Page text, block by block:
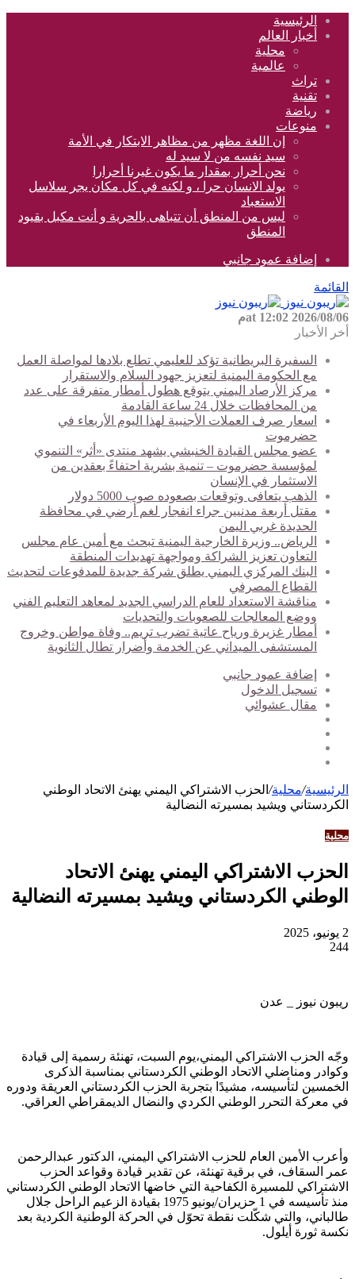
الرئيسية
أخبار العالم
محلية
عالمية
تراث
تقنية
رياضة
منوعات
إن اللغة مظهر من مظاهر الابتكار في الأمة
سيد نفسه من لا سيد له
نحن أحرار بمقدار ما يكون غيرنا أحرارا
يولد الانسان حرا ، و لكنه في كل مكان يجر سلاسل
الاستعباد
ليس من المنطق أن تتباهى بالحرية و أنت مكبل بقيود
المنطق
إضافة عمود جانبي
القائمة
2026/08/06 at 12:02م
أخر الأخبار
السفيرة البريطانية تؤكد للعليمي تطلع بلادها لمواصلة العمل
مع الحكومة اليمنية لتعزيز جهود السلام والاستقرار
مركز الأرصاد اليمني يتوقع هطول أمطار متفرقة على عدد
من المحافظات خلال 24 ساعة القادمة
اسعار صرف العملات الأجنبية لهذا اليوم الأربعاء في
حضرموت
عضو مجلس القيادة الخنبشي يشهد منتدى «أثر» التنموي
لمؤسسة حضرموت – تنمية بشرية احتفاءً بعقدين من
الاستثمار في الإنسان
الذهب يتعافى وتوقعات بصعوده صوب 5000 دولار
مقتل أربعة مدنيين جراء انفجار لغم أرضي في محافظة
الحديدة غربي اليمن
الرياض.. وزيرة الخارجية اليمنية تبحث مع أمين عام مجلس
التعاون تعزيز الشراكة ومواجهة تهديدات المنطقة
البنك المركزي اليمني يطلق شركة جديدة للمدفوعات لتحديث
القطاع المصرفي
مناقشة الاستعداد للعام الدراسي الجديد لمعاهد التعليم الفني
ووضع المعالجات للصعوبات والتحديات
أمطار غزيرة ورياح عاتية تضرب تريم.. وفاة مواطن وخروج
المستشفى الميداني عن الخدمة وأضرار تطال الثانوية
إضافة عمود جانبي
تسجيل الدخول
مقال عشوائي
الرئيسية/محلية/ الحزب الاشتراكي اليمني يهنئ الاتحاد الوطني
الكردستاني ويشيد بمسيرته النضالية
محلية
الحزب الاشتراكي اليمني يهنئ الاتحاد
الوطني الكردستاني ويشيد بمسيرته النضالية
2 يونيو، 2025
244
ريبون نيوز _ عدن
وجّه الحزب الاشتراكي اليمني،يوم السبت، تهنئة رسمية إلى قيادة
وكوادر ومناضلي الاتحاد الوطني الكردستاني بمناسبة الذكرى
الخمسين لتأسيسه، مشيدًا بتجربة الحزب الكردستاني العريقة ودوره
في معركة التحرر الوطني الكردي والنضال الديمقراطي العراقي.
وأعرب الأمين العام للحزب الاشتراكي اليمني، الدكتور عبدالرحمن
عمر السقاف، في برقية تهنئة، عن تقدير قيادة وقواعد الحزب
الاشتراكي للمسيرة الكفاحية التي خاضها الاتحاد الوطني الكردستاني
منذ تأسيسه في 1 حزيران/يونيو 1975 بقيادة الزعيم الراحل جلال
طالباني، والتي شكّلت نقطة تحوّل في الحركة الوطنية الكردية بعد
نكسة ثورة أيلول.